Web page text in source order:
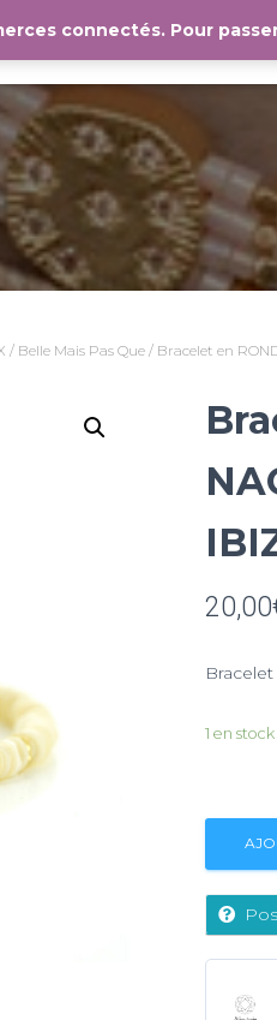
ACCUEIL LES
/ Belle Mais Pas Que / Bracelet en
20,00
1 en stock
connectés. Pour